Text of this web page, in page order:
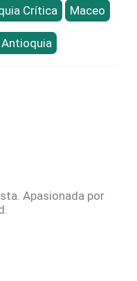
Crítica Maceo
Apasionada por